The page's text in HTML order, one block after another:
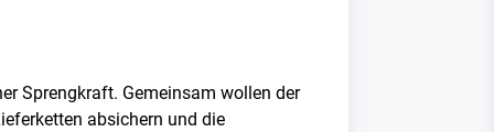
Sprengkraft. Gemeinsam wollen der
absichern und die